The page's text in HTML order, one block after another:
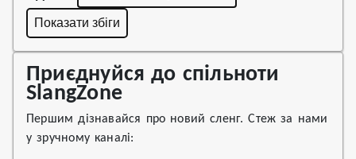
Показати збіги
Приєднуйся до спільноти
SlangZone
Першим дізнавайся про новий сленг. Стеж за нами
у зручному каналі: